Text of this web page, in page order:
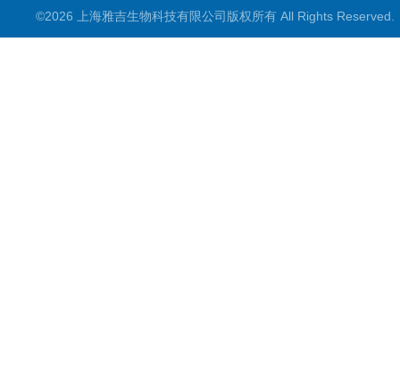
©2026 上海雅吉生物科技有限公司版权所有 All Rights